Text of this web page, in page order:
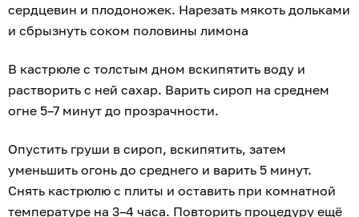
сердцевин и плодоножек. Нарезать мякоть дольками
и сбрызнуть соком половины лимона
В кастрюле с толстым дном вскипятить воду и
растворить с ней сахар. Варить сироп на среднем
огне 5–7 минут до прозрачности.
Опустить груши в сироп, вскипятить, затем
уменьшить огонь до среднего и варить 5 минут.
Снять кастрюлю с плиты и оставить при комнатной
температуре на 3–4 часа. Повторить процедуру ещё